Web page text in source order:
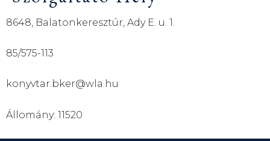
8648, Balatonkeresztúr, Ady E. u. 1.
85/575-113
konyvtar.bker@wla.hu
Állomány: 11520